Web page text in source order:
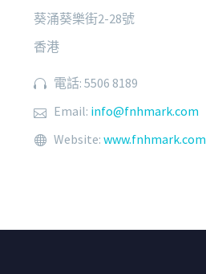
葵涌葵樂街2-28號
香港
電話: 5506 8189
Email: info@fnhmark.com
Website: www.fnhmark.com